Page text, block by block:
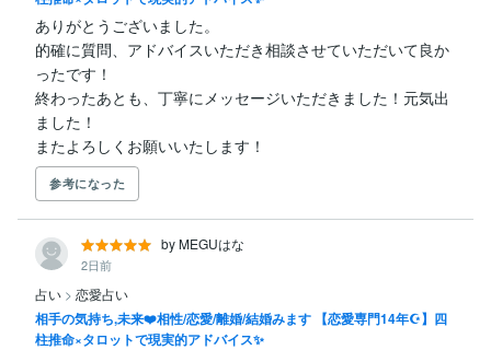
ありがとうございました。
的確に質問、アドバイスいただき相談させていただいて良か
ったです！
終わったあとも、丁寧にメッセージいただきました！元気出
ました！
またよろしくお願いいたします！
参考になった
by MEGUはな
2日前
占い > 恋愛占い
相手の気持ち,未来❤️相性/恋愛/離婚/結婚みます 【恋愛専門14年☪️】四
柱推命×タロットで現実的アドバイス✨